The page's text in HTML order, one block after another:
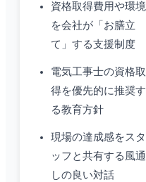
資格取得費用や環境
を会社が「お膳立
て」する支援制度
電気工事士の資格取
得を優先的に推奨す
る教育方針
現場の達成感をスタ
ッフと共有する風通
しの良い対話